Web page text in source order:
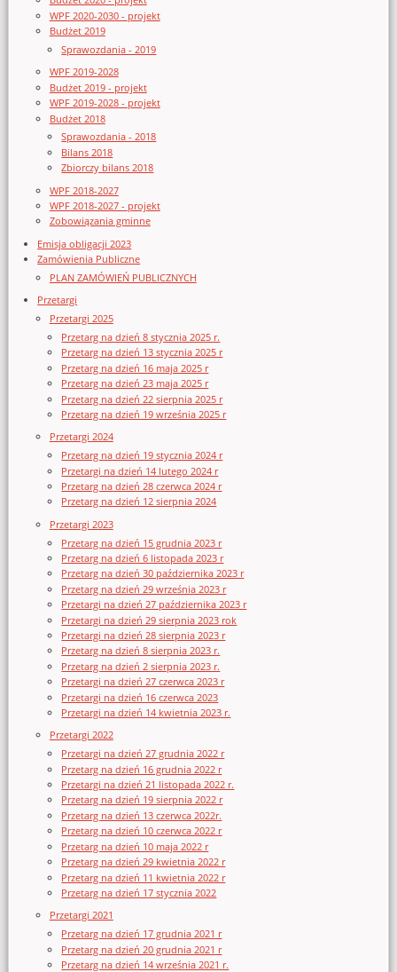
WPF 2020-2030 - projekt
Budżet 2019
Sprawozdania - 2019
WPF 2019-2028
Budżet 2019 - projekt
WPF 2019-2028 - projekt
Budżet 2018
Sprawozdania - 2018
Bilans 2018
Zbiorczy bilans 2018
WPF 2018-2027
WPF 2018-2027 - projekt
Zobowiązania gminne
Emisja obligacji 2023
Zamówienia Publiczne
PLAN ZAMÓWIEŃ PUBLICZNYCH
Przetargi
Przetargi 2025
Przetarg na dzień 8 stycznia 2025 r.
Przetarg na dzień 13 stycznia 2025 r
Przetarg na dzień 16 maja 2025 r
Przetarg na dzień 23 maja 2025 r
Przetarg na dzień 22 sierpnia 2025 r
Przetarg na dzień 19 września 2025 r
Przetargi 2024
Przetarg na dzień 19 stycznia 2024 r
Przetargi na dzień 14 lutego 2024 r
Przetarg na dzień 28 czerwca 2024 r
Przetarg na dzień 12 sierpnia 2024
Przetargi 2023
Przetarg na dzień 15 grudnia 2023 r
Przetarg na dzień 6 listopada 2023 r
Przetarg na dzień 30 października 2023 r
Przetarg na dzień 29 września 2023 r
Przetargi na dzień 27 października 2023 r
Przetargi na dzień 29 sierpnia 2023 rok
Przetargi na dzień 28 sierpnia 2023 r
Przetarg na dzień 8 sierpnia 2023 r.
Przetarg na dzień 2 sierpnia 2023 r.
Przetargi na dzień 27 czerwca 2023 r
Przetargi na dzień 16 czerwca 2023
Przetargi na dzień 14 kwietnia 2023 r.
Przetargi 2022
Przetargi na dzień 27 grudnia 2022 r
Przetarg na dzień 16 grudnia 2022 r
Przetargi na dzień 21 listopada 2022 r.
Przetarg na dzień 19 sierpnia 2022 r
Przetarg na dzień 13 czerwca 2022r.
Przetarg na dzień 10 czerwca 2022 r
Przetarg na dzień 10 maja 2022 r
Przetarg na dzień 29 kwietnia 2022 r
Przetarg na dzień 11 kwietnia 2022 r
Przetarg na dzień 17 stycznia 2022
Przetargi 2021
Przetarg na dzień 17 grudnia 2021 r
Przetarg na dzień 20 grudnia 2021 r
Przetarg na dzień 14 września 2021 r.